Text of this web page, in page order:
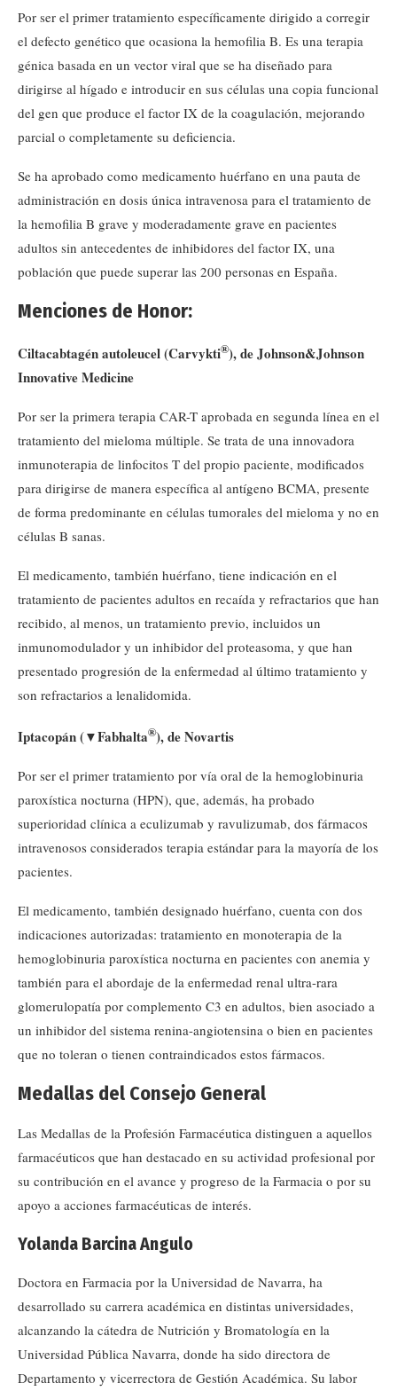
Por ser el primer tratamiento específicamente dirigido a corregir
el defecto genético que ocasiona la hemofilia B. Es una terapia
génica basada en un vector viral que se ha diseñado para
dirigirse al hígado e introducir en sus células una copia funcional
del gen que produce el factor IX de la coagulación, mejorando
parcial o completamente su deficiencia.
Se ha aprobado como medicamento huérfano en una pauta de
administración en dosis única intravenosa para el tratamiento de
la hemofilia B grave y moderadamente grave en pacientes
adultos sin antecedentes de inhibidores del factor IX, una
población que puede superar las 200 personas en España.
Menciones de Honor:
Ciltacabtagén autoleucel (Carvykti®), de Johnson&Johnson
Innovative Medicine
Por ser la primera terapia CAR-T aprobada en segunda línea en el
tratamiento del mieloma múltiple. Se trata de una innovadora
inmunoterapia de linfocitos T del propio paciente, modificados
para dirigirse de manera específica al antígeno BCMA, presente
de forma predominante en células tumorales del mieloma y no en
células B sanas.
El medicamento, también huérfano, tiene indicación en el
tratamiento de pacientes adultos en recaída y refractarios que han
recibido, al menos, un tratamiento previo, incluidos un
inmunomodulador y un inhibidor del proteasoma, y que han
presentado progresión de la enfermedad al último tratamiento y
son refractarios a lenalidomida.
Iptacopán (▼Fabhalta®), de Novartis
Por ser el primer tratamiento por vía oral de la hemoglobinuria
paroxística nocturna (HPN), que, además, ha probado
superioridad clínica a eculizumab y ravulizumab, dos fármacos
intravenosos considerados terapia estándar para la mayoría de los
pacientes.
El medicamento, también designado huérfano, cuenta con dos
indicaciones autorizadas: tratamiento en monoterapia de la
hemoglobinuria paroxística nocturna en pacientes con anemia y
también para el abordaje de la enfermedad renal ultra-rara
glomerulopatía por complemento C3 en adultos, bien asociado a
un inhibidor del sistema renina-angiotensina o bien en pacientes
que no toleran o tienen contraindicados estos fármacos.
Medallas del Consejo General
Las Medallas de la Profesión Farmacéutica distinguen a aquellos
farmacéuticos que han destacado en su actividad profesional por
su contribución en el avance y progreso de la Farmacia o por su
apoyo a acciones farmacéuticas de interés.
Yolanda Barcina Angulo
Doctora en Farmacia por la Universidad de Navarra, ha
desarrollado su carrera académica en distintas universidades,
alcanzando la cátedra de Nutrición y Bromatología en la
Universidad Pública Navarra, donde ha sido directora de
Departamento y vicerrectora de Gestión Académica. Su labor